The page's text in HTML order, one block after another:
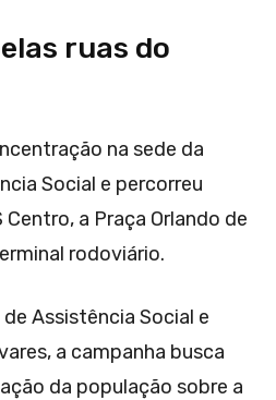
ruas do
na sede da
Social e percorreu
a Praça Orlando de
rodoviário.
Assistência Social e
a campanha busca
da população sobre a